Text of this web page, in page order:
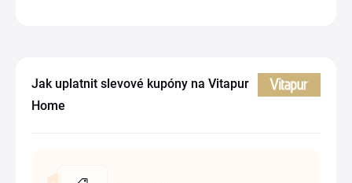
Jak uplatnit slevové kupóny na Vitapur
Home